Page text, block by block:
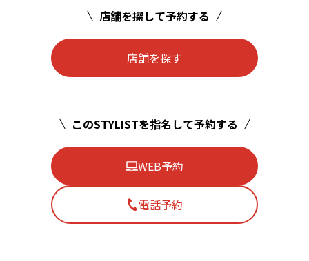
店舗を探して予約する
店舗を探す
このSTYLISTを指名して予約する
WEB予約
電話予約